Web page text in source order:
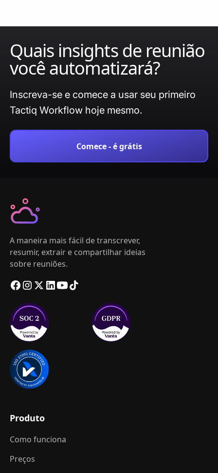
Quais insights de reunião
você automatizará?
Inscreva-se e comece a usar seu primeiro
Tactiq Workflow hoje mesmo.
Comece - é grátis
A maneira mais fácil de transcrever,
resumir, extrair e compartilhar ideias
sobre reuniões.
Produto
Como funciona
Preços